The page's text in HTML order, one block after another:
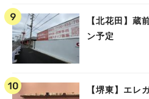
【北花田】蔵
ン予定
【堺東】エレ